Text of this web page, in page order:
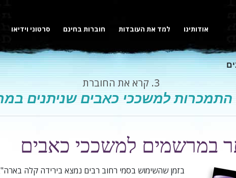
אודותינו למד את העובדות חוברות בחינם סרטוני וידיאו
3. קרא את החוברת
התמכרות למשככי כאבים שניתנים
במרשמים למשככי כאבים
בזמן שהשימוש בסמי רחוב רבים נמצא בירידה קלה